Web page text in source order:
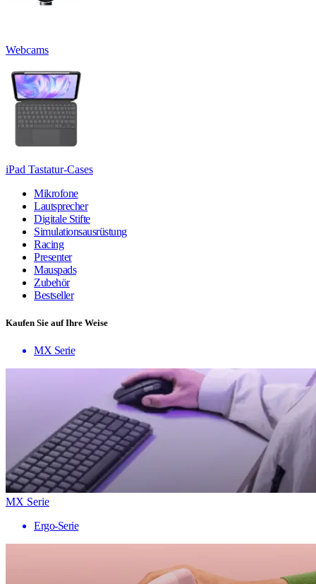
Webcams
iPad Tastatur-Cases
Mikrofone
Lautsprecher
Digitale Stifte
Simulationsausrüstung
Racing
Presenter
Mauspads
Zubehör
Bestseller
Kaufen Sie auf Ihre Weise
MX Serie
MX Serie
Ergo-Serie